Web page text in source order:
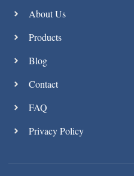
About Us
Products
Blog
Contact
FAQ
Privacy Policy